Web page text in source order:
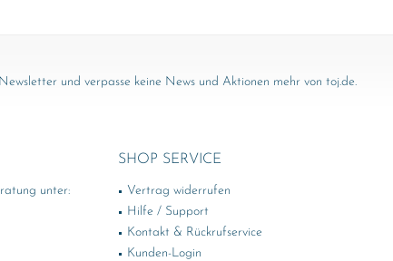
und verpasse keine News und Aktionen mehr von toj.de.
unter:
SHOP SERVICE
Vertrag widerrufen
Hilfe / Support
Kontakt & Rückrufservice
Kunden-Login